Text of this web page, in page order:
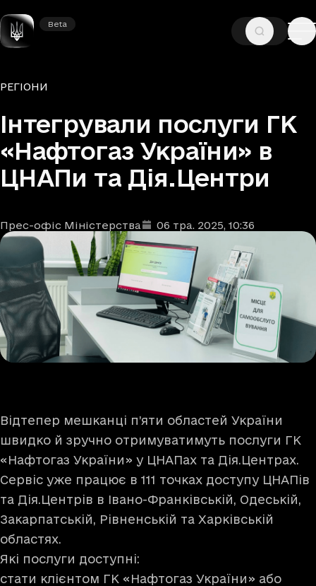
Beta
Beta
ГОЛОВНА
Рубрики
РЕГІОНИ
Інтегрували послуги ГК
«Нафтогаз України» в
ЦНАПи та Дія.Центри
Автори
Прес-офіс Міністерства
Дата та час публікації: 06 тра. 2025, 10:36
Відтепер мешканці п’яти областей України
швидко й зручно отримуватимуть послуги ГК
«Нафтогаз України» у ЦНАПах та Дія.Центрах.
Сервіс уже працює в 111 точках доступу ЦНАПів
та Дія.Центрів в Івано-Франківській, Одеській,
Закарпатській, Рівненській та Харківській
областях.
Які послуги доступні:
стати клієнтом ГК «Нафтогаз України» або